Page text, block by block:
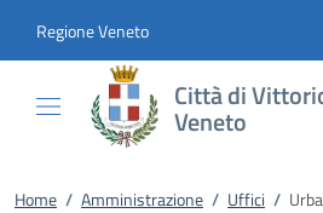
Regione Veneto
Città di
Veneto
Home / Amministrazione / Uffici /